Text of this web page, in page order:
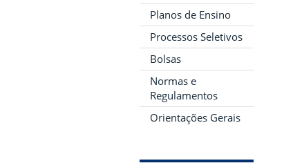
Planos de Ensino
Processos Seletivos
Bolsas
Normas e
Regulamentos
Orientações Gerais